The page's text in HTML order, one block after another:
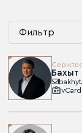
Фильтр
Серіктес
Бахыт
vCard